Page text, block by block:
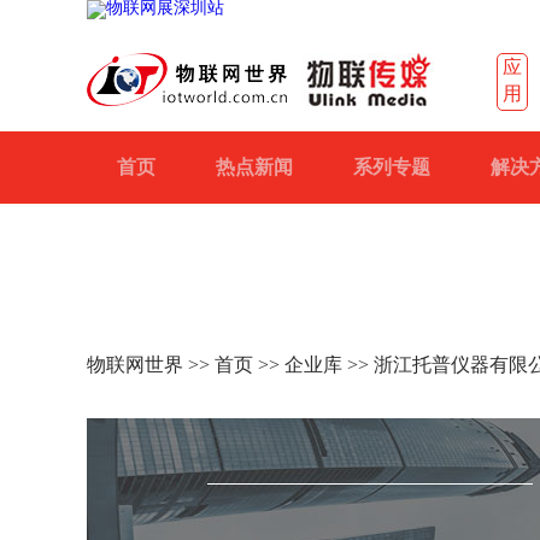
应
用
首页 热点新闻 系列专题 解决
物联网世界 >> 首页 >> 企业库 >> 浙江托普仪器有限